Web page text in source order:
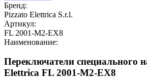
Бренд:
Pizzato Elettrica S.r.l.
Артикул:
FL 2001-M2-EX8
Наименование:
Переключатели специального
Elettrica FL 2001-M2-EX8